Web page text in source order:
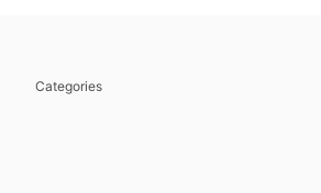
Categories